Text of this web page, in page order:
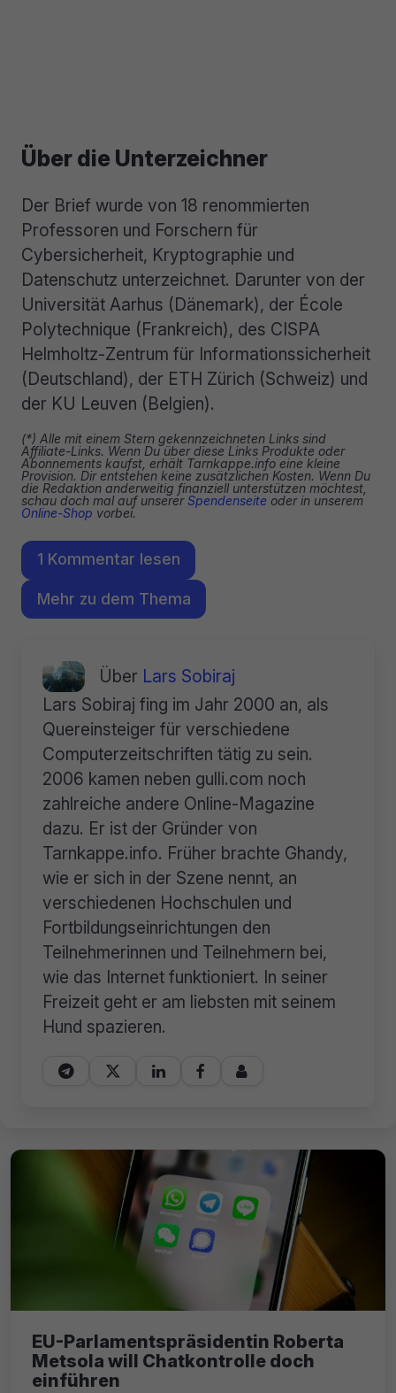
Über die Unterzeichner
Der Brief wurde von 18 renommierten
Professoren und Forschern für
Cybersicherheit, Kryptographie und
Datenschutz unterzeichnet. Darunter von der
Universität Aarhus (Dänemark), der École
Polytechnique (Frankreich), des CISPA
Helmholtz-Zentrum für Informationssicherheit
(Deutschland), der ETH Zürich (Schweiz) und
der KU Leuven (Belgien).
(*) Alle mit einem Stern gekennzeichneten Links sind
Affiliate-Links. Wenn Du über diese Links Produkte oder
Abonnements kaufst, erhält Tarnkappe.info eine kleine
Provision. Dir entstehen keine zusätzlichen Kosten. Wenn Du
die Redaktion anderweitig finanziell unterstützen möchtest,
schau doch mal auf unsererSpendenseite oder in unserem
Online-Shop vorbei.
1 Kommentar lesen
Mehr zu dem Thema
Über Lars Sobiraj
Lars Sobiraj fing im Jahr 2000 an, als
Quereinsteiger für verschiedene
Computerzeitschriften tätig zu sein.
2006 kamen neben gulli.com noch
zahlreiche andere Online-Magazine
dazu. Er ist der Gründer von
Tarnkappe.info. Früher brachte Ghandy,
wie er sich in der Szene nennt, an
verschiedenen Hochschulen und
Fortbildungseinrichtungen den
Teilnehmerinnen und Teilnehmern bei,
wie das Internet funktioniert. In seiner
Freizeit geht er am liebsten mit seinem
Hund spazieren.
    
EU-Parlamentspräsidentin Roberta
Metsola will Chatkontrolle doch
einführen